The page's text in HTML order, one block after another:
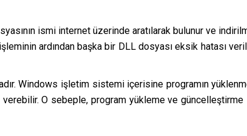
ismi internet üzerinde aratılarak bulunur ve
ardından başka bir DLL dosyası eksik hatası
Windows işletim sistemi içerisine programın
verebilir. O sebeple, program yükleme ve